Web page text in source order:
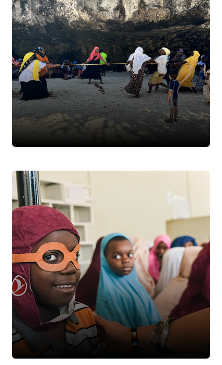
Daha Fazla Bilgi
Ekiple Tanış
Daha Fazla Bilgi